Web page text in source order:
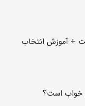
+ آموزش انتخاب
خواب است؟